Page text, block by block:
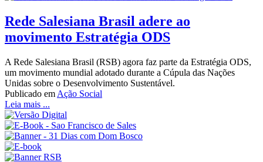
Rede Salesiana Brasil adere ao
movimento Estratégia ODS
A Rede Salesiana Brasil (RSB) agora faz parte da Estratégia ODS,
um movimento mundial adotado durante a Cúpula das Nações
Unidas sobre o Desenvolvimento Sustentável.
Publicado em Ação Social
Leia mais ...